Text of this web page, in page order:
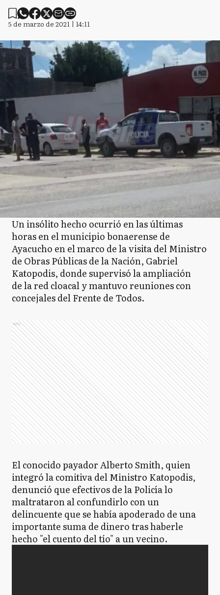
5 de marzo de 2021 | 14:11
Un insólito hecho ocurrió en las últimas
horas en el municipio bonaerense de
Ayacucho en el marco de la visita del Ministro
de Obras Públicas de la Nación, Gabriel
Katopodis, donde supervisó la ampliación
de la red cloacal y mantuvo reuniones con
concejales del Frente de Todos.
Ads
El conocido payador Alberto Smith, quien
integró la comitiva del Ministro Katopodis,
denunció que efectivos de la Policía lo
maltrataron al confundirlo con un
delincuente que se había apoderado de una
importante suma de dinero tras haberle
hecho "el cuento del tío" a un vecino.